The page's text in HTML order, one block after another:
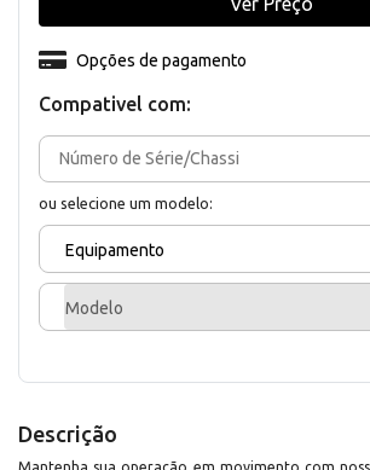
Compativel com:
ou selecione um modelo:
Equipamento
Modelo
Opções de pagamento
Descrição
Mantenha sua operação em movimento com